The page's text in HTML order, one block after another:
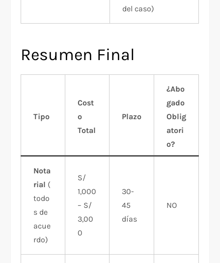
del caso)
Resumen Final
Tipo
Cost
o
Total
Plazo
¿Abo
gado
Oblig
atori
o?
Nota
rial (
todo
s de
acue
rdo)
S/
1,000
– S/
3,00
0
30-
45
días
NO